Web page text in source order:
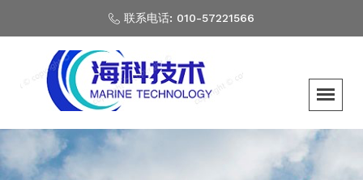
联系电话: 010-57221566